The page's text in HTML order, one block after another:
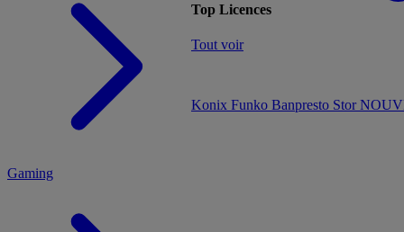
Konix Funko Banpresto Stor
Gaming
Top Licences
Tout voir